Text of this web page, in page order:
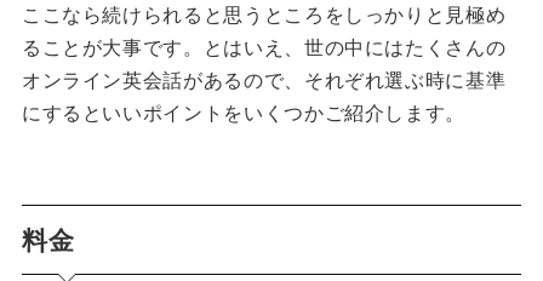
ここなら続けられると思うところをしっかりと見極め
ることが大事です。とはいえ、世の中にはたくさんの
オンライン英会話があるので、それぞれ選ぶ時に基準
にするといいポイントをいくつかご紹介します。
料金